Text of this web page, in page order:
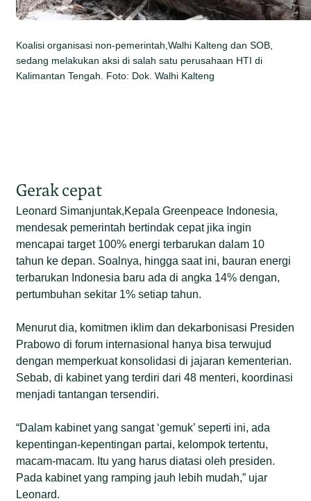
Koalisi organisasi non-pemerintah,Walhi Kalteng dan SOB,
sedang melakukan aksi di salah satu perusahaan HTI di
Kalimantan Tengah. Foto: Dok. Walhi Kalteng
Gerak cepat
Leonard Simanjuntak,Kepala Greenpeace Indonesia,
mendesak pemerintah bertindak cepat jika ingin
mencapai target 100% energi terbarukan dalam 10
tahun ke depan. Soalnya, hingga saat ini, bauran energi
terbarukan Indonesia baru ada di angka 14% dengan,
pertumbuhan sekitar 1% setiap tahun.
Menurut dia, komitmen iklim dan dekarbonisasi Presiden
Prabowo di forum internasional hanya bisa terwujud
dengan memperkuat konsolidasi di jajaran kementerian.
Sebab, di kabinet yang terdiri dari 48 menteri, koordinasi
menjadi tantangan tersendiri.
“Dalam kabinet yang sangat ‘gemuk’ seperti ini, ada
kepentingan-kepentingan partai, kelompok tertentu,
macam-macam. Itu yang harus diatasi oleh presiden.
Pada kabinet yang ramping jauh lebih mudah,” ujar
Leonard.